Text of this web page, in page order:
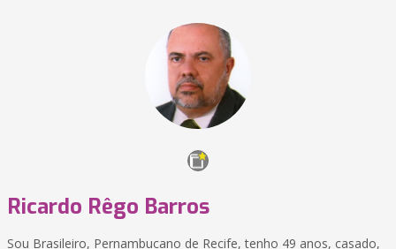
Ricardo Rêgo Barros
Sou Brasileiro, Pernambucano de Recife, tenho 49 anos, casado,